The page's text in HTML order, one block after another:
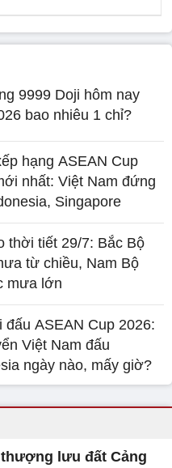
9999 Doji hôm nay
bao nhiêu 1 chỉ?
hạng ASEAN Cup
nhất: Việt Nam đứng
Singapore
thời tiết 29/7: Bắc Bộ
từ chiều, Nam Bộ
mưa lớn
đấu ASEAN Cup 2026:
Việt Nam đấu
ngày nào, mấy giờ?
lưu đất Cảng